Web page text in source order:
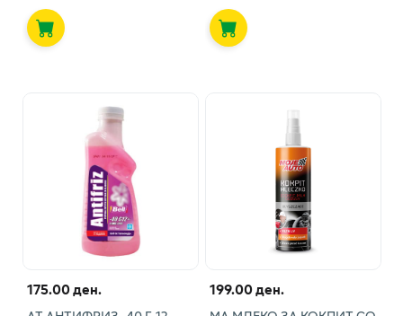
175.00 ден. 199.00 ден.